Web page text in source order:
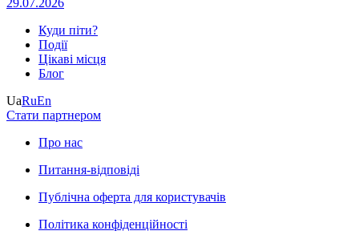
Куди піти?
Події
Цікаві місця
Блог
UaRuEn
Стати партнером
Про нас
Питання-відповіді
Публічна оферта для користувачів
Політика конфіденційності